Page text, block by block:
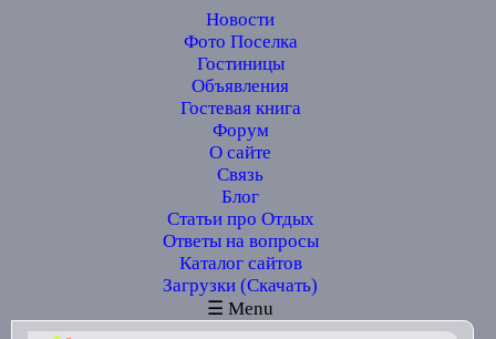
Новости
Фото Поселка
Гостиницы
Объявления
Гостевая книга
Форум
О сайте
Связь
Блог
Статьи про Отдых
Ответы на вопросы
Каталог сайтов
Загрузки (Скачать)
☰ Menu